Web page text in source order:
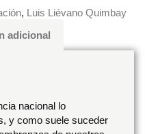
, Luis Liévano Quimbay
adicional
nacional lo
y como suele suceder